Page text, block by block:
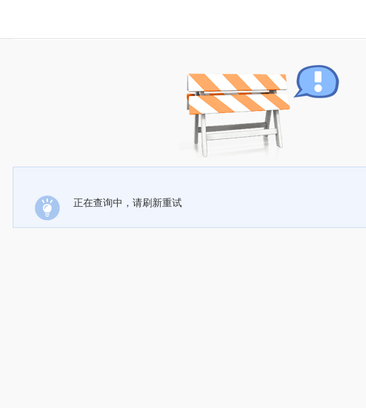
正在查询中，请刷新重试